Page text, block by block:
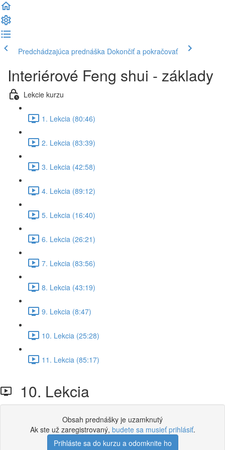
Predchádzajúca prednáška Dokončiť a pokračovať
Interiérové Feng shui - základy
Lekcie kurzu
1. Lekcia (80:46)
2. Lekcia (83:39)
3. Lekcia (42:58)
4. Lekcia (89:12)
5. Lekcia (16:40)
6. Lekcia (26:21)
7. Lekcia (83:56)
8. Lekcia (43:19)
9. Lekcia (8:47)
10. Lekcia (25:28)
11. Lekcia (85:17)
10. Lekcia
Obsah prednášky je uzamknutý
Ak ste už zaregistrovaný, budete sa musieť prihlásiť.
Prihláste sa do kurzu a odomknite ho